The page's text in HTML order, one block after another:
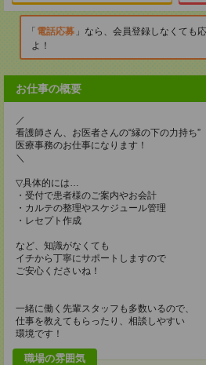
電話応募
なら、会員登録しなくても
よ！
お仕事の概要
／
看護師さん、お医者さんの“縁の下の力持ち”
医療事務のお仕事になります！
＼
▽具体的には…
・受付で患者様のご案内やお会計
・カルテの整理やスケジュール管理
・レセプト作成
など、知識がなくても
イチから丁寧にサポートしますので
ご安心くださいね！
一緒に働く先輩スタッフも多数いるので、
仕事を教えてもらったり、相談しやすい
環境です！
職場の雰囲気